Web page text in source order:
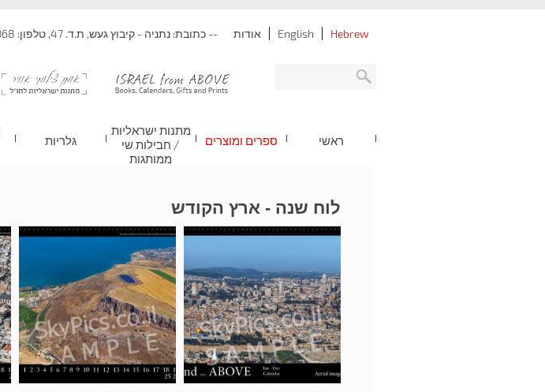
Hebrew
English אודות -- כתובת: נתניה - קיבוץ געש, ת.ד. 47, טלפון: 09-8650068 * נייד: 052-5110806 * info@skypics.co.il
ראשי ספרים ומוצרים
מתנות ישראליות
/ חבילות שי
ממותגות
גלריות
לוח שנה - ארץ הקודש